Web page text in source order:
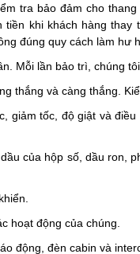
tra bảo đảm cho
tiền khi khách hàng
đúng quy cách làm hư
Mỗi lần bảo trì, chúng
thắng và càng thắng.
giảm tốc, độ giật và
của hộp số, dầu ron,
hoạt động của chúng.
động, đèn cabin và